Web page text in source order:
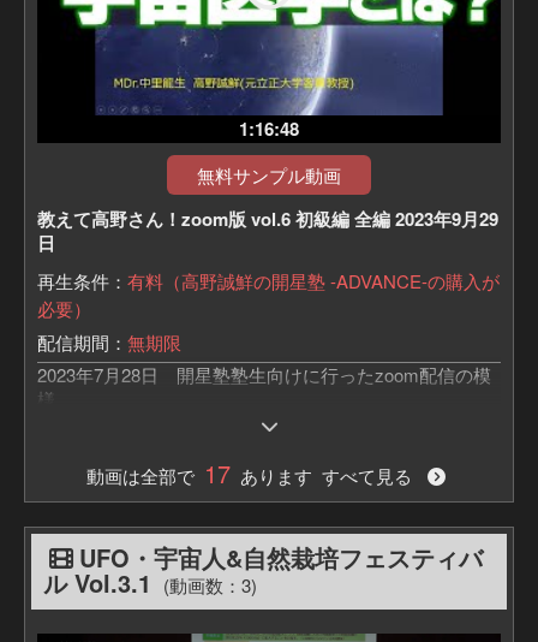
1:16:48
無料サンプル動画
教えて高野さん！zoom版 vol.6 初級編 全編 2023年9月29
日
再生条件： 有料（高野誠鮮の開星塾 -ADVANCE-の購入が
必要）
配信期間： 無期限
2023年7月28日 開星塾塾生向けに行ったzoom配信の模
様
「教えて高野さん！zoom版」は、
高野さんと塾生の質疑応答をzoomにてリアルタイムで行
うイベントです。
「初級編」と「中・上級編」の2パターンを、
毎月奇数月は初級編、偶数月は中、上級編を開催してお
ります。
初級編は、なんと高野誠鮮さんのご子息、高野誠明さん
が、
動画は全部で 17 あります すべて見る
UFO・宇宙人&自然栽培フェスティバ
ル Vol.3.1(動画数：3)